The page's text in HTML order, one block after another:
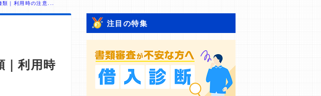
｜利用時の注意...
｜利用時
注目の特集